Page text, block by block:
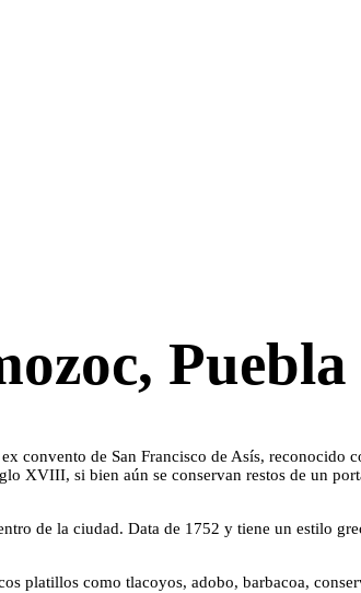
Puebla
convento de San Francisco de Asís,
XVIII, si bien aún se conservan restos de un
de la ciudad. Data de 1752 y tiene un estilo
platillos como tlacoyos, adobo, barbacoa,